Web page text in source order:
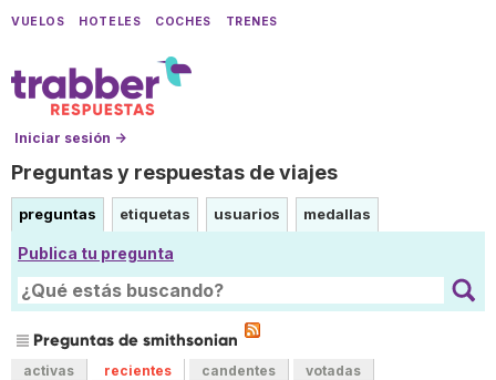
VUELOS HOTELES COCHES TRENES
Iniciar sesión →
Preguntas y respuestas de viajes
preguntas etiquetas usuarios medallas
Publica tu pregunta
Preguntas de smithsonian
activas recientes candentes votadas